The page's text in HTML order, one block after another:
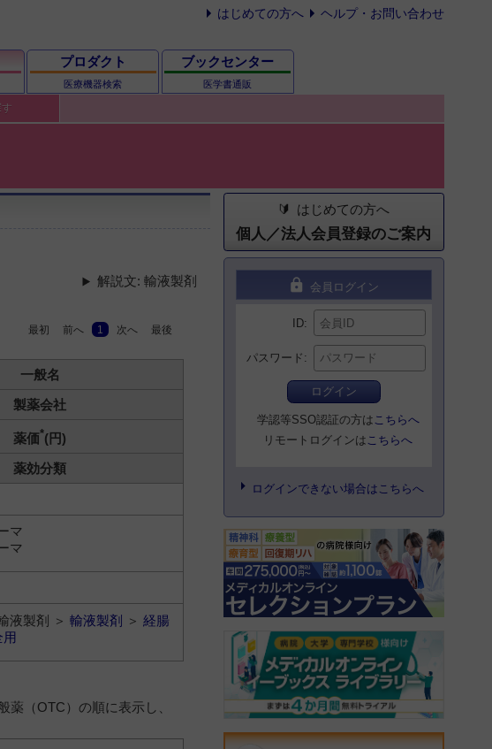
はじめての方へ ヘルプ・お問い合わせ
プロダクト
医療機器検索
ブックセンター
医学書通販
解説文: 輸液製剤
最初 前へ 1 次へ 最後
一般名
製薬会社
薬価*(円)
薬効分類
マ
マ
液製剤 ＞ 輸液製剤 ＞ 経腸
（OTC）の順に表示し、
はじめての方へ
個人／法人会員登録のご案内
lock 会員ログイン
ID
パスワード
ログイン
学認等SSO認証の方は こちらへ
リモートログインは こちらへ
ログインできない場合はこちらへ